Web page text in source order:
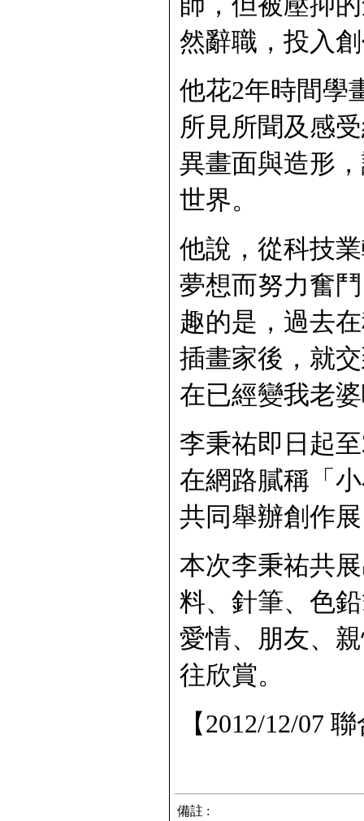
然辭職，投入
他花2年時間學
所見所聞及感
異畫面與造形
世界。
他說，從科技
夢想而努力奮
趣的是，過去
插畫家後，就
在已經變我老
李秉祐即日起
在網路膩稱「
共同舉辦創作
本次李秉祐共
料、針筆、色
愛情、朋友、
往欣賞。
【2012/12/07
備註 :